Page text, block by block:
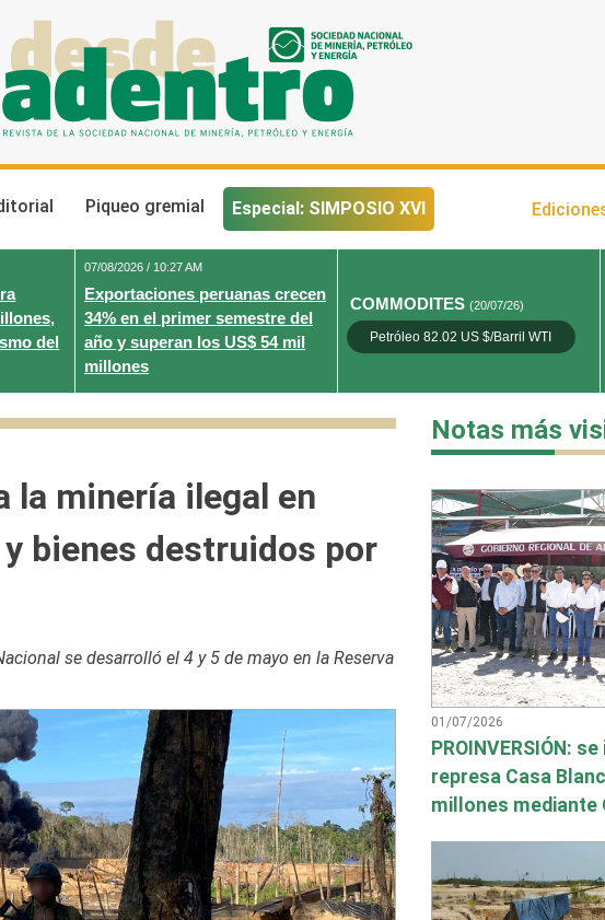
Piqueo gremial Especial: SIMPOSIO XVI
del
07/08/2026 / 10:27 AM
Exportaciones peruanas crecen
34% en el primer semestre del
año y superan los US$ 54 mil
millones
COMMODITES(20/07/26)
Petróleo 82.02 US $/Barril WTI
la minería ilegal en
bienes destruidos por
se desarrolló el 4 y 5 de mayo en la Reserva
Notas más
01/07/2026
PROINVERSIÓN:
represa Casa
millones mediante